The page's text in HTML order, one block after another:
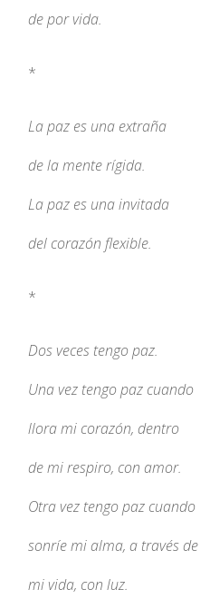
de por vida.
*
La paz es una extraña
de la mente rígida.
La paz es una invitada
del corazón flexible.
*
Dos veces tengo paz.
Una vez tengo paz cuando
llora mi corazón, dentro
de mi respiro, con amor.
Otra vez tengo paz cuando
sonríe mi alma, a través de
mi vida, con luz.